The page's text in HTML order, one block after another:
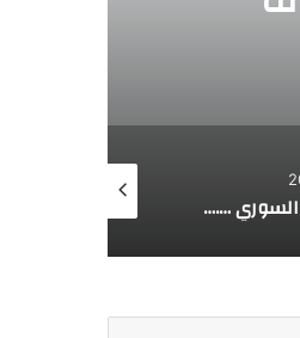
“ابو عمر” السوري …. هذه المرة
2026-07-07